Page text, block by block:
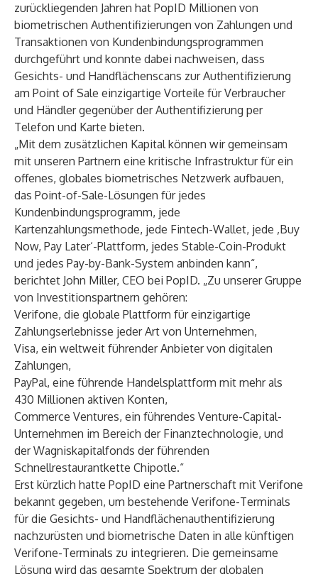
zurückliegenden Jahren hat PopID Millionen von
biometrischen Authentifizierungen von Zahlungen und
Transaktionen von Kundenbindungsprogrammen
durchgeführt und konnte dabei nachweisen, dass
Gesichts- und Handflächenscans zur Authentifizierung
am Point of Sale einzigartige Vorteile für Verbraucher
und Händler gegenüber der Authentifizierung per
Telefon und Karte bieten.
„Mit dem zusätzlichen Kapital können wir gemeinsam
mit unseren Partnern eine kritische Infrastruktur für ein
offenes, globales biometrisches Netzwerk aufbauen,
das Point-of-Sale-Lösungen für jedes
Kundenbindungsprogramm, jede
Kartenzahlungsmethode, jede Fintech-Wallet, jede ‚Buy
Now, Pay Later‘-Plattform, jedes Stable-Coin-Produkt
und jedes Pay-by-Bank-System anbinden kann“,
berichtet John Miller, CEO bei PopID. „Zu unserer Gruppe
von Investitionspartnern gehören:
Verifone, die globale Plattform für einzigartige
Zahlungserlebnisse jeder Art von Unternehmen,
Visa, ein weltweit führender Anbieter von digitalen
Zahlungen,
PayPal, eine führende Handelsplattform mit mehr als
430 Millionen aktiven Konten,
Commerce Ventures, ein führendes Venture-Capital-
Unternehmen im Bereich der Finanztechnologie, und
der Wagniskapitalfonds der führenden
Schnellrestaurantkette Chipotle.“
Erst kürzlich hatte PopID eine Partnerschaft mit Verifone
bekannt gegeben, um bestehende Verifone-Terminals
für die Gesichts- und Handflächenauthentifizierung
nachzurüsten und biometrische Daten in alle künftigen
Verifone-Terminals zu integrieren. Die gemeinsame
Lösung wird das gesamte Spektrum der globalen